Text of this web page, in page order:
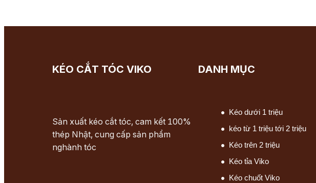
KÉO CẮT TÓC VIKO
Sản xuất kéo cắt tóc, cam kết 100%
thép Nhật, cung cấp sản phẩm
nghành tóc
DANH MỤC
Kéo dưới 1 triệu
kéo từ 1 triệu tới 2 triệu
Kéo trên 2 triệu
Kéo tỉa Viko
Kéo chuốt Viko